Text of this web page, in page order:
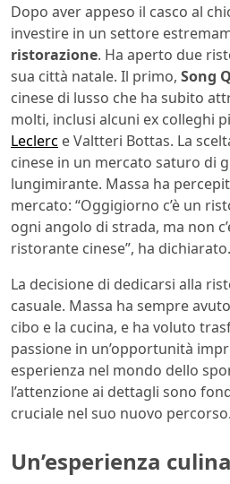
Dopo aver appeso il casco al
investire in un settore
ristorazione. Ha aperto due
sua città natale. Il primo, Song
cinese di lusso che ha subito
molti, inclusi alcuni ex colleghi
Leclerc e Valtteri Bottas. La
cinese in un mercato saturo di
lungimirante. Massa ha
mercato: “Oggigiorno c’è un
ogni angolo di strada, ma non
ristorante cinese”, ha dichiarato.
La decisione di dedicarsi alla
casuale. Massa ha sempre
cibo e la cucina, e ha voluto
passione in un’opportunità
esperienza nel mondo dello
l’attenzione ai dettagli sono
cruciale nel suo nuovo percorso.
Un’esperienza